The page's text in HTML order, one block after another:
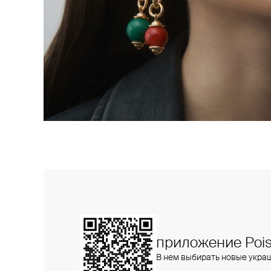
приложение
В нем выбирать новые